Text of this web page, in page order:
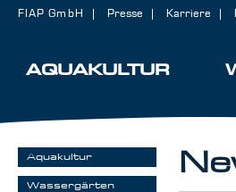
AQUAKULTUR
FIAP GmbH Presse Karriere
Aquakultur
Wassergärten